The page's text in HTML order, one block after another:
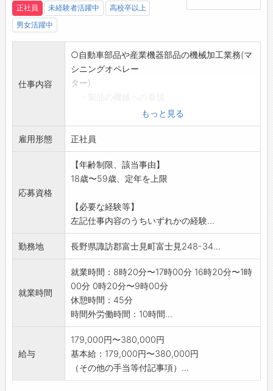
正社員 未経験者活躍中
高校卒以上
男女活躍中
仕事内容
○自動車部品や産業機器部品の機械加工業務(マ
シニングオペレー
ター)
・刃物交換、治具交換
・測定器、検査治具を使用した製品の寸法や
品質の確認 等
変更範囲:会社の定める業務
※仕事内容の詳細については、面接時説明し
ます。
もっと見る
雇用形態 正社員
応募資格
【年齢制限、該当事由】
18歳〜59歳、定年を上限
【必要な経験等】
左記仕事内容のうちいずれかの経験...
勤務地 長野県諏訪郡富士見町富士見248-34...
就業時間
就業時間：8時20分〜17時00分 16時20分〜1時
00分 0時20分〜9時00分
休憩時間：45分
時間外労働時間：10時間...
給与
179,000円〜380,000円
基本給：179,000円〜380,000円
（その他の手当等付記事項）...